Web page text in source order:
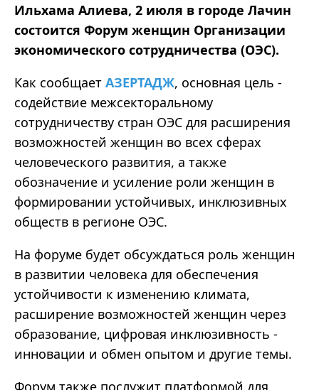
Ильхама Алиева, 2 июля в городе Лачин
состоится Форум женщин Организации
экономического сотрудничества (ОЭС).
Как сообщает АЗЕРТАДЖ, основная цель -
содействие межсекторальному
сотрудничеству стран ОЭС для расширения
возможностей женщин во всех сферах
человеческого развития, а также
обозначение и усиление роли женщин в
формировании устойчивых, инклюзивных
обществ в регионе ОЭС.
На форуме будет обсуждаться роль женщин
в развитии человека для обеспечения
устойчивости к изменению климата,
расширение возможностей женщин через
образование, цифровая инклюзивность -
инновации и обмен опытом и другие темы.
Форум также послужит платформой для